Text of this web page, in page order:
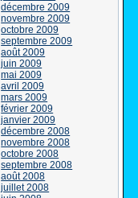
décembre 2009
novembre 2009
octobre 2009
septembre 2009
août 2009
juin 2009
mai 2009
avril 2009
mars 2009
février 2009
janvier 2009
décembre 2008
novembre 2008
octobre 2008
septembre 2008
août 2008
juillet 2008